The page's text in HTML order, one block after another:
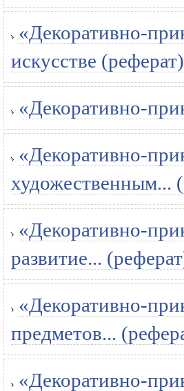
«Декоративно-
искусстве (реферат)
«Декоративно-
«Декоративно-
художественным...
«Декоративно-
развитие...
«Декоративно-
предметов...
«Декоративно-